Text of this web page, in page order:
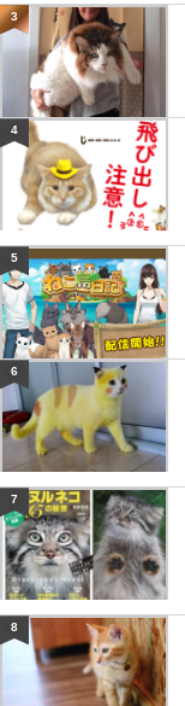
3
4
5
6
7
8